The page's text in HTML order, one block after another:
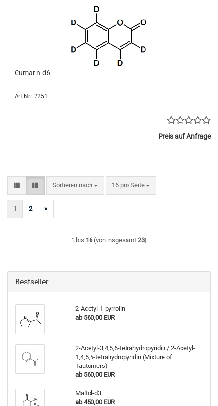
Cumarin-d6
Art.Nr.: 2251
Preis auf Anfrage
Sortieren nach
Sortieren nach 16 pro Seite
pro Seite
1 2 »
1 bis 16(von insgesamt 23)
Bestseller
2-Acetyl-1-pyrrolin
ab 560,00 EUR
2-Acetyl-3,4,5,6-tetrahydropyridin / 2-Acetyl-
1,4,5,6-tetrahydropyridin (Mixture of
Tautomers)
ab 560,00 EUR
Maltol-d3
ab 450,00 EUR